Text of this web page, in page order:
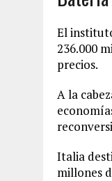
El
236.000
precios.
A la
Italia
millones